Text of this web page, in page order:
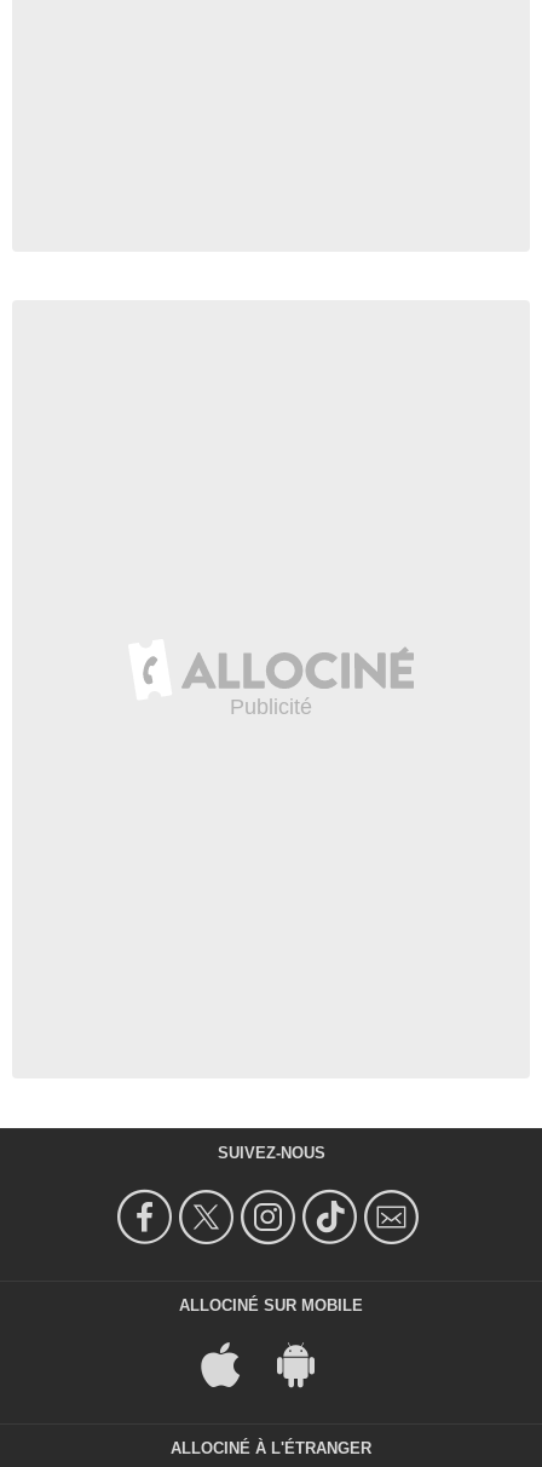
SUIVEZ-NOUS
ALLOCINÉ SUR MOBILE
ALLOCINÉ À L'ÉTRANGER